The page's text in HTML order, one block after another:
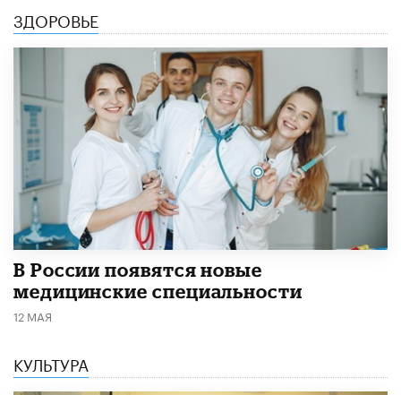
ЗДОРОВЬЕ
В России появятся новые
медицинские специальности
12 МАЯ
КУЛЬТУРА